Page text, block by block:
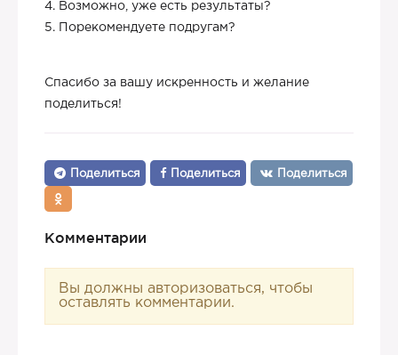
4. Возможно, уже есть результаты?
5. Порекомендуете подругам?
Спасибо за вашу искренность и желание
поделиться!
Поделиться Поделиться Поделиться
Комментарии
Вы должны авторизоваться, чтобы
оставлять комментарии.